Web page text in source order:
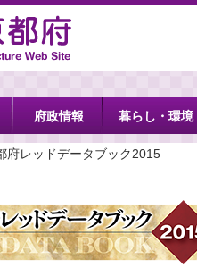
府政情報 暮らし・環境
府レッドデータブック2015